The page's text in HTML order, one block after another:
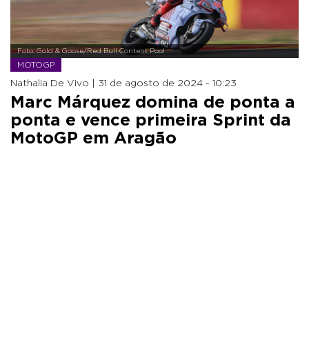
Foto: Gold & Goose/Red Bull Content Pool
MOTOGP
Nathalia De Vivo | 31 de agosto de 2024 - 10:23
Marc Márquez domina de ponta a
ponta e vence primeira Sprint da
MotoGP em Aragão